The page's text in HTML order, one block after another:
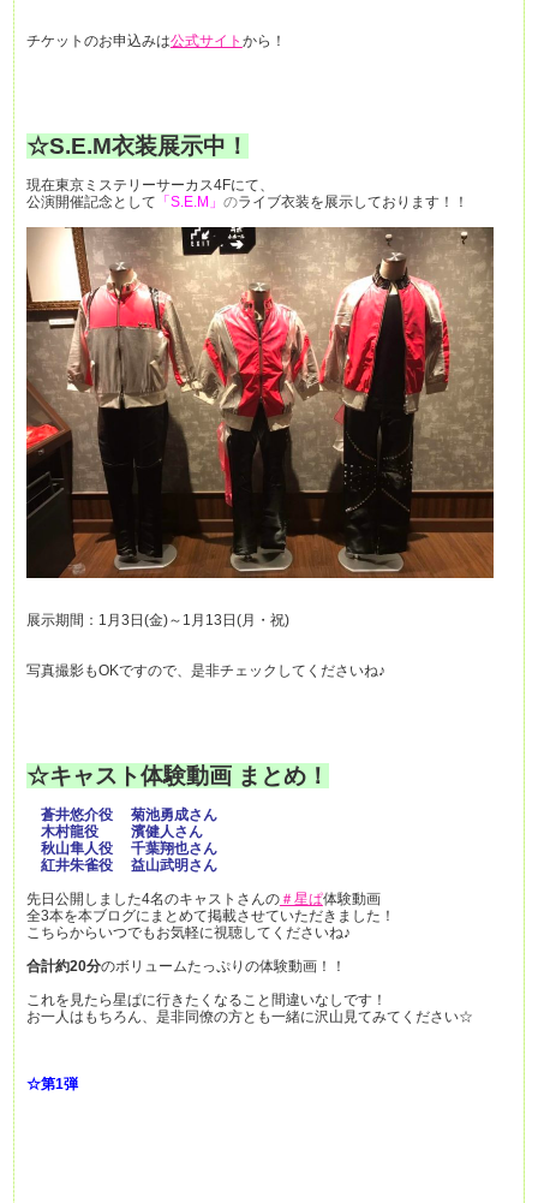
チケットのお申込みは公式サイト から！
☆S.E.M衣装展示中！
現在東京ミステリーサーカス4Fにて、
公演開催記念として 「S.E.M」 のライブ衣装を展示しております！！
展示期間：1月3日(金)～1月13日(月・祝)
写真撮影もOKですので、是非チェックしてくださいね♪
☆キャスト体験動画 まとめ！
蒼井悠介役 菊池勇成さん
木村龍役 濱健人さん
秋山隼人役 千葉翔也さん
紅井朱雀役 益山武明さん
先日公開しました4名のキャストさんの＃星ぱ体験動画
全3本を本ブログにまとめて掲載させていただきました！
こちらからいつでもお気軽に視聴してくださいね♪
合計約20分のボリュームたっぷりの体験動画！！
これを見たら星ぱに行きたくなること間違いなしです！
お一人はもちろん、是非同僚の方とも一緒に沢山見てみてください☆
☆第1弾